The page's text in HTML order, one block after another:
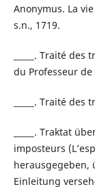
Anonymus. La
s.n., 1719.
_____. Traité
du Professeur
_____. Traité
_____. Traktat
imposteurs
herausgegeben,
Einleitung